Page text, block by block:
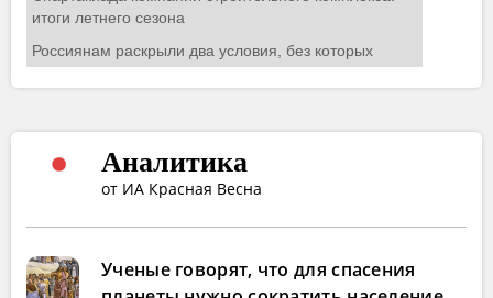
Аналитика
от ИА Красная Весна
Ученые говорят, что для спасения